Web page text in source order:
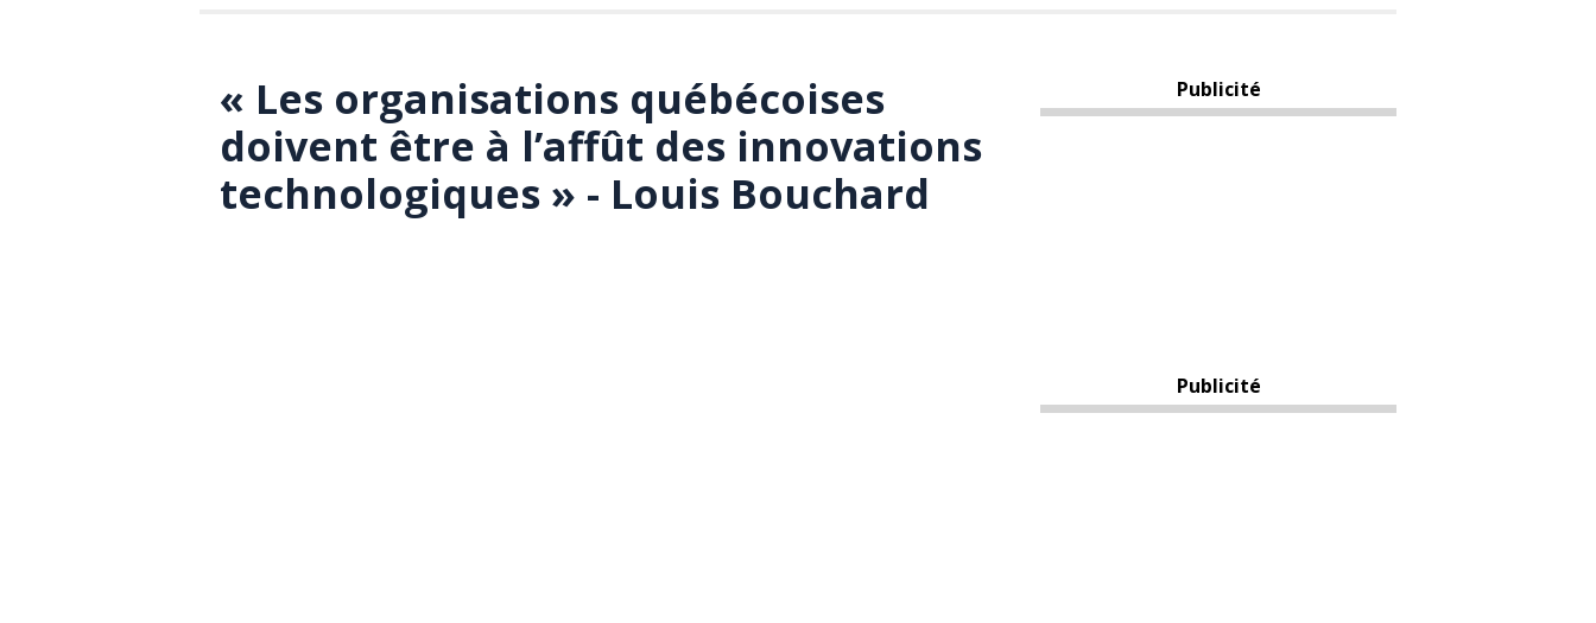
« Les organisations québécoises
doivent être à l’affût des innovations
technologiques » - Louis Bouchard
Publicité
Publicité